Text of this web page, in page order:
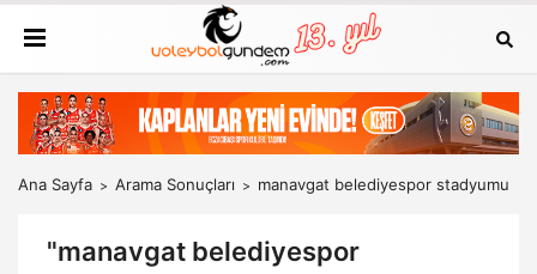
Ana Sayfa Arama Sonuçları manavgat belediyespor stadyumu
"manavgat belediyespor